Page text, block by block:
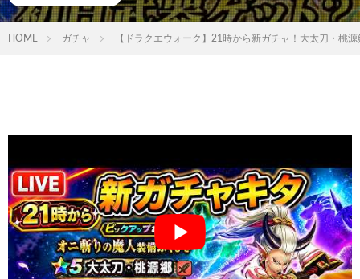
HOME ガチャ 【ドラクエウォーク】21時から新ガチャ！大太刀・桃